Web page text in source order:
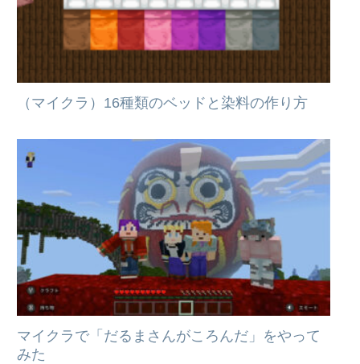
（マイクラ）16種類のベッドと染料の作り方
マイクラで「だるまさんがころんだ」をやって
みた